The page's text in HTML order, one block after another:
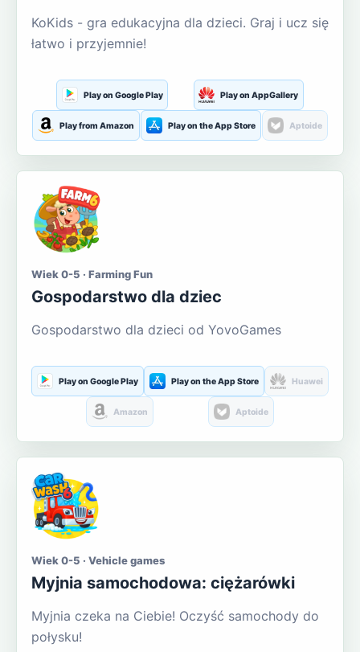
KoKids - gra edukacyjna dla dzieci. Graj i ucz się
łatwo i przyjemnie!
Play on Google Play Play on AppGallery
Play from Amazon Play on the App Store Aptoide
Wiek 0-5 · Farming Fun
Gospodarstwo dla dziec
Gospodarstwo dla dzieci od YovoGames
Play on Google Play Play on the App Store Huawei
Amazon Aptoide
Wiek 0-5 · Vehicle games
Myjnia samochodowa: ciężarówki
Myjnia czeka na Ciebie! Oczyść samochody do
połysku!